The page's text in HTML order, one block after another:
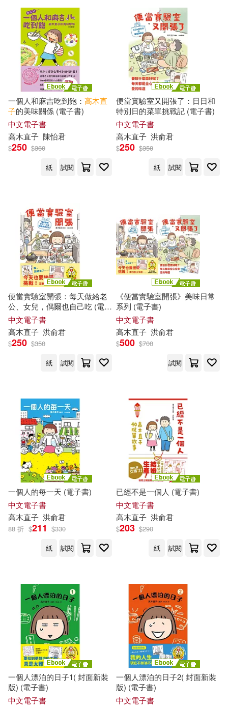
一個人和麻吉吃到飽： 高木直
子的美味關係 (電子書)
中文電子書
高木直子 陳怡君
$250 $360
紙
試閱
便當實驗室又開張了：日日和
特別日的菜單挑戰記 (電子書)
中文電子書
高木直子 洪俞君
$250 $350
紙
試閱
便當實驗室開張：每天做給老
公、女兒，偶爾也自己吃 (電子
書)
中文電子書
高木直子 洪俞君
$250 $350
紙
試閱
《便當實驗室開張》美味日常
系列 (電子書)
中文電子書
高木直子 洪俞君
$500 $700
試閱
一個人的每一天 (電子書)
中文電子書
高木直子 洪俞君
88 折 $211 $330
紙
試閱
已經不是一個人 (電子書)
中文電子書
高木直子 洪俞君
$203 $290
紙
試閱
一個人漂泊的日子1( 封面新裝
版) (電子書)
中文電子書
一個人漂泊的日子2( 封面新裝
版) (電子書)
中文電子書